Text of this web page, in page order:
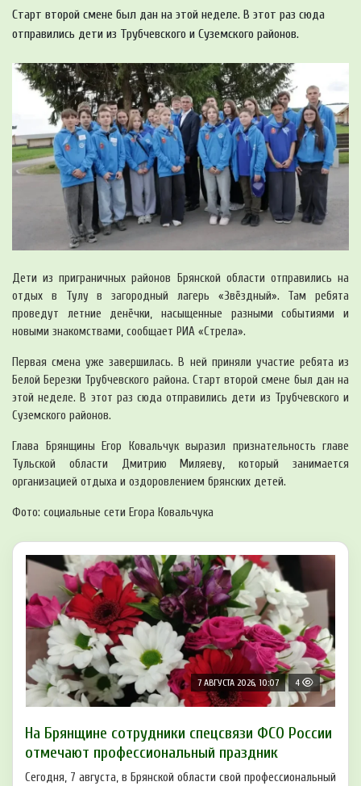
Старт второй смене был дан на этой неделе. В этот раз сюда
отправились дети из Трубчевского и Суземского районов.
Дети из приграничных районов Брянской области отправились на
отдых в Тулу в загородный лагерь «Звёздный». Там ребята
проведут летние денёчки, насыщенные разными событиями и
новыми знакомствами, сообщает РИА «Стрела».
Первая смена уже завершилась. В ней приняли участие ребята из
Белой Березки Трубчевского района. Старт второй смене был дан на
этой неделе. В этот раз сюда отправились дети из Трубчевского и
Суземского районов.
Глава Брянщины Егор Ковальчук выразил признательность главе
Тульской области Дмитрию Миляеву, который занимается
организацией отдыха и оздоровлением брянских детей.
Фото: социальные сети Егора Ковальчука
7 АВГУСТА 2026, 10:07 4
На Брянщине сотрудники спецсвязи ФСО России
отмечают профессиональный праздник
Сегодня, 7 августа, в Брянской области свой профессиональный